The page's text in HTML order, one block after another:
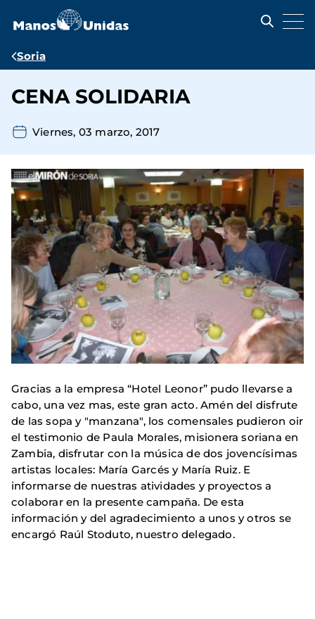
contenido
Ruta
navegación
Soria
CENA SOLIDARIA
Viernes, 03 marzo, 2017
Gracias a la empresa “Hotel Leonor” pudo llevarse a
cabo, una vez mas, este gran acto. Amén del disfrute
de las sopa y "manzana", los comensales pudieron oir
el testimonio de Paula Morales, misionera soriana en
Zambia, disfrutar con la música de dos jovencísimas
artistas locales: María Garcés y María Ruiz. E
informarse de nuestras atividades y proyectos a
colaborar en la presente campaña. De esta
información y del agradecimiento a unos y otros se
encargó Raúl Stoduto, nuestro delegado.